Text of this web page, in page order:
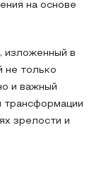
на основе
изложенный в
не только
и важный
трансформации
зрелости и